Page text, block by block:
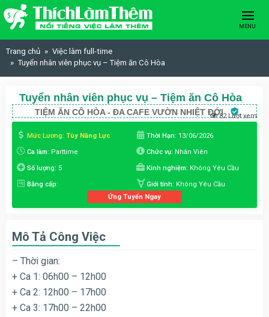
Skip to content
MENU
Trang chủ
Việc làm full-time
Tuyển nhân viên phục vụ – Tiệm ăn Cô Hòa
Tuyển nhân viên phục vụ – Tiệm ăn Cô Hòa
TIỆM ĂN CÔ HÒA - ĐA CAFE VƯỜN NHIỆT ĐỚI82 Lượt xem
Mức Lương: Tùy Năng Lực Thời Hạn: 13/06/2026
Ca làm: Parttime Chức vụ: Nhân Viên
Số lượng: 5 Kinh nghiệm: Không Yêu Cầu
Bằng cấp: Giới tính: Không Yêu Cầu
Ứng Tuyển Ngay
Mô Tả Công Việc
– Thời gian:
+ Ca 1: 06h00 – 12h00
+ Ca 2: 12h00 – 17h00
+ Ca 3: 17h00 – 22h00